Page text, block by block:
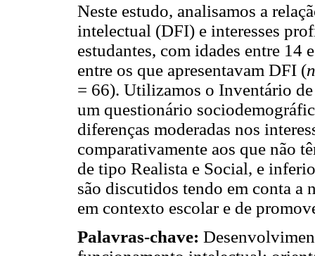
Neste estudo, analisamos a
intelectual (DFI) e interesses
estudantes, com idades entre 14
entre os que apresentavam DFI (n
= 66). Utilizamos o Inventário
um questionário
diferenças moderadas nos
comparativamente aos que não
de tipo Realista e Social, e
são discutidos tendo em conta a
em contexto escolar e de
Palavras-chave: